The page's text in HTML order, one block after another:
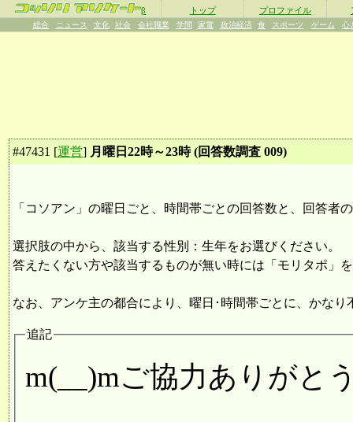
β トップ プロファイル
総合 ニュース 文化 社会 会社職業 学問 家電 政治経済 食 スポーツ ゲーム 心
#47431 [運営] 月曜日22時～23時 (回答数調査 009)
「コソアン」の曜日ごと、時間帯ごとの回答数と、回答者
選択肢の中から、該当する性別：生年をお選びください。
答えたくない方や該当するものが無い時には「モリタポ」
なお、アンケ主の都合により、曜日･時間帯ごとに、かなり
追記
m(__)mご協力ありがと